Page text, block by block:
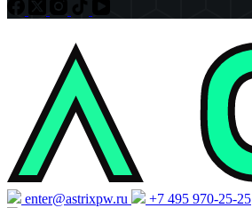
enter@astrixpw.ru
+7 495 970-25-25